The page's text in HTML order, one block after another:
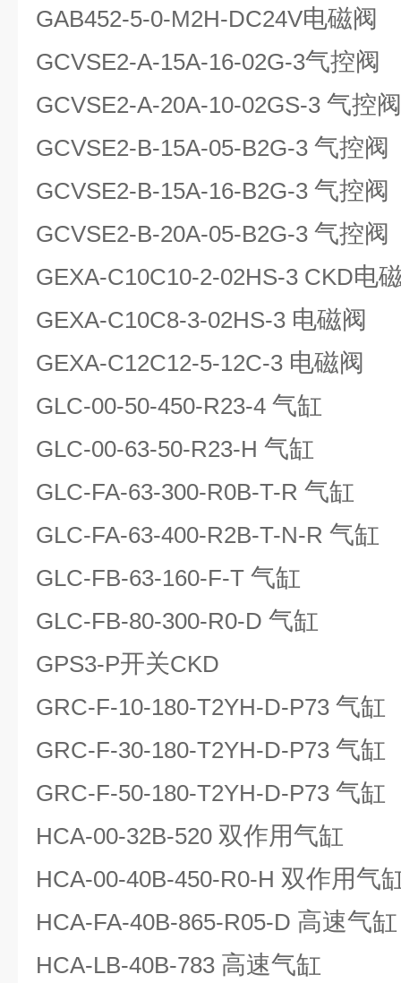
GAB452-5-0-M2H-DC24V电磁阀
GCVSE2-A-15A-16-02G-3气控阀
GCVSE2-A-20A-10-02GS-3 气控阀
GCVSE2-B-15A-05-B2G-3 气控阀
GCVSE2-B-15A-16-B2G-3 气控阀
GCVSE2-B-20A-05-B2G-3 气控阀
GEXA-C10C10-2-02HS-3 CKD电
GEXA-C10C8-3-02HS-3 电磁阀
GEXA-C12C12-5-12C-3 电磁阀
GLC-00-50-450-R23-4 气缸
GLC-00-63-50-R23-H 气缸
GLC-FA-63-300-R0B-T-R 气缸
GLC-FA-63-400-R2B-T-N-R 气缸
GLC-FB-63-160-F-T 气缸
GLC-FB-80-300-R0-D 气缸
GPS3-P开关CKD
GRC-F-10-180-T2YH-D-P73 气缸
GRC-F-30-180-T2YH-D-P73 气缸
GRC-F-50-180-T2YH-D-P73 气缸
HCA-00-32B-520 双作用气缸
HCA-00-40B-450-R0-H 双作用气
HCA-FA-40B-865-R05-D 高速气缸
HCA-LB-40B-783 高速气缸